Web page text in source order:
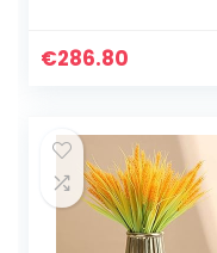
potplant met hars
€286.80